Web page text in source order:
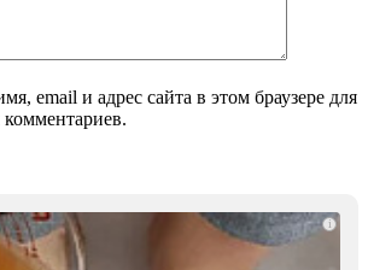
email и адрес сайта в этом браузере для
i